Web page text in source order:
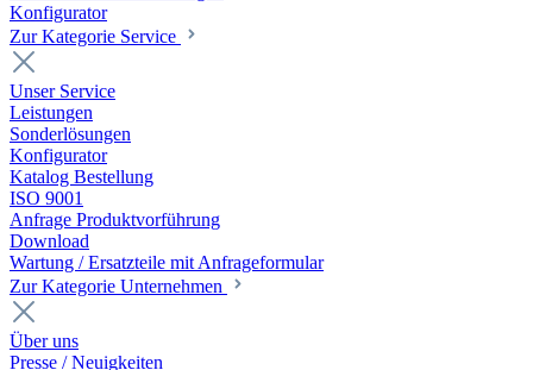
Konfigurator
Zur Kategorie Service
Unser Service
Leistungen
Sonderlösungen
Konfigurator
Katalog Bestellung
ISO 9001
Anfrage Produktvorführung
Download
Wartung / Ersatzteile mit Anfrageformular
Zur Kategorie Unternehmen
Über uns
Presse / Neuigkeiten